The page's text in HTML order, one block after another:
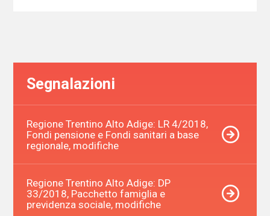
Segnalazioni
Regione Trentino Alto Adige: LR 4/2018,
Fondi pensione e Fondi sanitari a base
regionale, modifiche
Regione Trentino Alto Adige: DP
33/2018, Pacchetto famiglia e
previdenza sociale, modifiche